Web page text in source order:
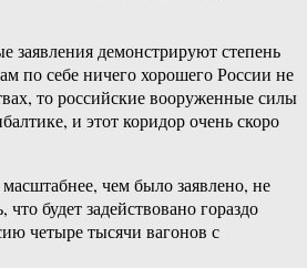
демонстрируют степень
по себе ничего хорошего России не
то российские вооруженные силы
и этот коридор очень скоро
чем было заявлено, не
будет задействовано гораздо
четыре тысячи вагонов с